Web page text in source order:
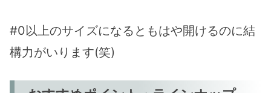
#0以上のサイズになるともはや開けるのに結
構力がいります(笑)